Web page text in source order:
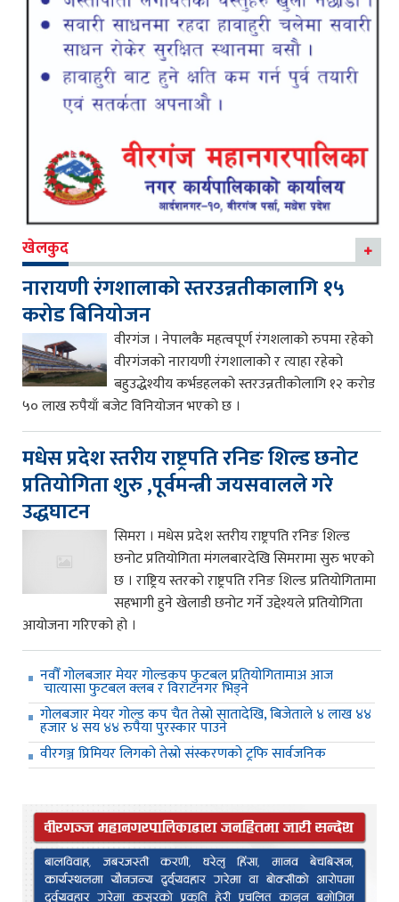
खेलकुद
नारायणी रंगशालाको स्तरउन्नतीकालागि १५
करोड बिनियोजन
वीरगंज । नेपालकै महत्वपूर्ण रंगशलाको रुपमा रहेको
वीरगंजको नारायणी रंगशालाको र त्याहा रहेको
बहुउद्धेश्यीय कर्भडहलको स्तरउन्नतीकोलागि १२ करोड
५० लाख रुपैयाँ बजेट विनियोजन भएको छ ।
मधेस प्रदेश स्तरीय राष्ट्रपति रनिङ शिल्ड छनोट
प्रतियोगिता शुरु ,पूर्वमन्त्री जयसवालले गरे
उद्धघाटन
सिमरा । मधेस प्रदेश स्तरीय राष्ट्रपति रनिङ शिल्ड
छनोट प्रतियोगिता मंगलबारदेखि सिमरामा सुरु भएको
छ । राष्ट्रिय स्तरको राष्ट्रपति रनिङ शिल्ड प्रतियोगितामा
सहभागी हुने खेलाडी छनोट गर्ने उद्देश्यले प्रतियोगिता
आयोजना गरिएको हो ।
नवौँ गोलबजार मेयर गोल्डकप फुटबल प्रतियोगितामाअ आज
चात्यासा फुटबल क्लब र विराटनगर भिड्ने
गोलबजार मेयर गोल्ड कप चैत तेस्रो सातादेखि, बिजेताले ४ लाख ४४
हजार ४ सय ४४ रुपैया पुरस्कार पाउने
वीरगञ्ज प्रिमियर लिगको तेस्रो संस्करणको ट्रफि सार्वजनिक